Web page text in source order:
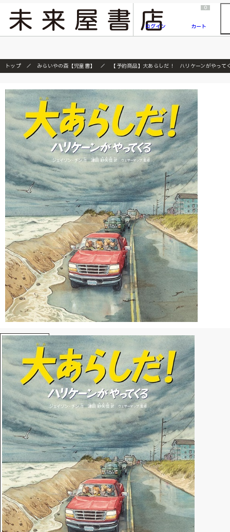
『ONE PIECE magazine 021 ONE PIECEカード付き同梱版』発売延期のご案内
ログイン
0
カート
トップ みらいやの森【児童書】 【予約商品】大あらしだ！ ハリケーンがやって